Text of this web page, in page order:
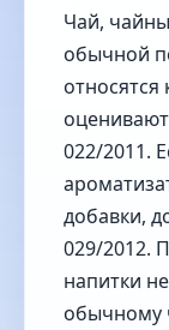
Чай,
обычной
022/2011.
добавки,
029/2012.
напитки
обычному